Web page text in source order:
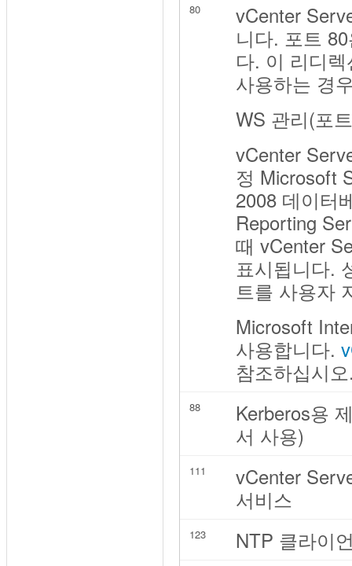
80
vCenter
니다. 포트
다. 이 리디
사용하는 경
WS 관리(포
vCenter
정 Microsoft
2008 데이터
Reporting
때 vCenter
표시됩니다.
트를 사용자
Microsoft
사용합니다.
참조하십시
88
Kerberos용
서 사용)
111
vCenter
서비스
123 NTP 클라이